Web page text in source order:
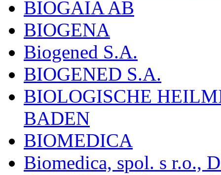
BIOGAIA AB
BIOGENA
Biogened S.A.
BIOGENED S.A.
BIOLOGISCHE
BADEN
BIOMEDICA
Biomedica, spol. s r.o.,